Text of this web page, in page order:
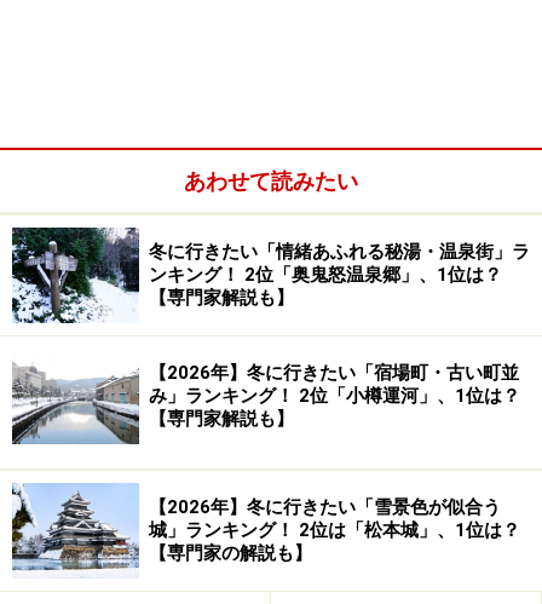
きつくして雪が長い間積もったままにならないよう設計
された独特の「合掌造り」の形になりました。この形の
建物は五箇山と県境を挟んだ白川郷（岐阜県）でしか見
ることができないとても稀有なものです。
この貴重な景観を未来に引き継ぐべく、五箇山の合掌造
ます。現在ではどこか懐かしい風景を見てみようと国内
外から多くの観光客の方が訪れるようになりました。
それでは、冬の五箇山・合掌集落の風景を見に行きまし
ょう。次ページに続きます。
あわせて読みたい
冬に行きたい「情緒あふれる秘湯・温泉街」ラ
ンキング！ 2位「奥鬼怒温泉郷」、1位は？
【専門家解説も】
【2026年】冬に行きたい「宿場町・古い町並
み」ランキング！ 2位「小樽運河」、1位は？
【専門家解説も】
【2026年】冬に行きたい「雪景色が似合う
城」ランキング！ 2位は「松本城」、1位は？
【専門家の解説も】